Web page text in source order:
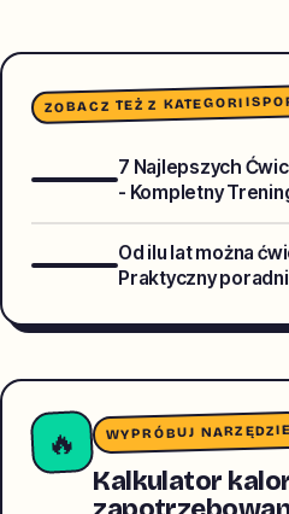
ZOBACZ TEŻ Z KATEGORII
7 Najlepszych
- Kompletny
Od ilu lat można
Praktyczny
🔥 WYPRÓBUJ NARZĘDZIE
Kalkulator